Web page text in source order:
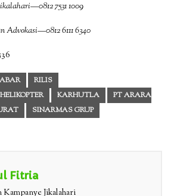
7531 1009
Advokasi—0812 6111 6340
RILIS
HELIKOPTER KARHUTLA
PT ARARA
SINARMAS GRUP
Fitria
Jikalahari